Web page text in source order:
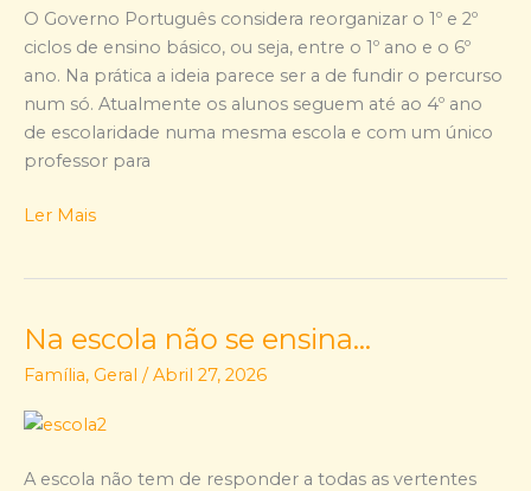
O Governo Português considera reorganizar o 1º e 2º
ciclos de ensino básico, ou seja, entre o 1º ano e o 6º
ano. Na prática a ideia parece ser a de fundir o percurso
num só. Atualmente os alunos seguem até ao 4º ano
de escolaridade numa mesma escola e com um único
professor para
o
2.º
Ciclos:
O
Que
Significa?
Ler Mais
Na escola não se ensina…
Família, Geral /Abril 27, 2026
A escola não tem de responder a todas as vertentes
Na
escola
se